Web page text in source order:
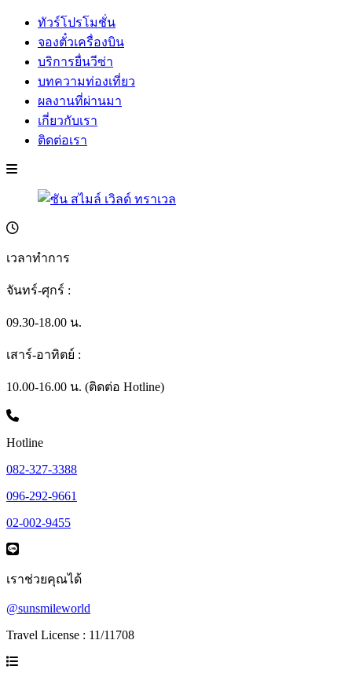
ทัวร์โปรโมชั่น
จองตั๋วเครื่องบิน
บริการยื่นวีซ่า
บทความท่องเที่ยว
ผลงานที่ผ่านมา
เกี่ยวกับเรา
ติดต่อเรา
เวลาทำการ
จันทร์-ศุกร์ :
09.30-18.00 น.
เสาร์-อาทิตย์ :
10.00-16.00 น. (ติดต่อ Hotline)
Hotline
082-327-3388
096-292-9661
02-002-9455
เราช่วยคุณได้
@sunsmileworld
Travel License : 11/11708